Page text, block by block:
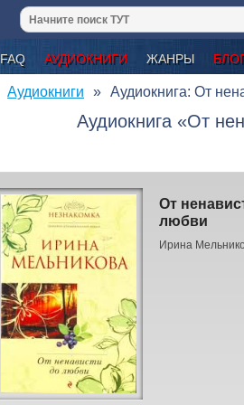
FAQ АУДИОКНИГИ ЖАНРЫ
Аудиокниги Аудиокнига: От
Аудиокнига «От
От
любви
Ирина